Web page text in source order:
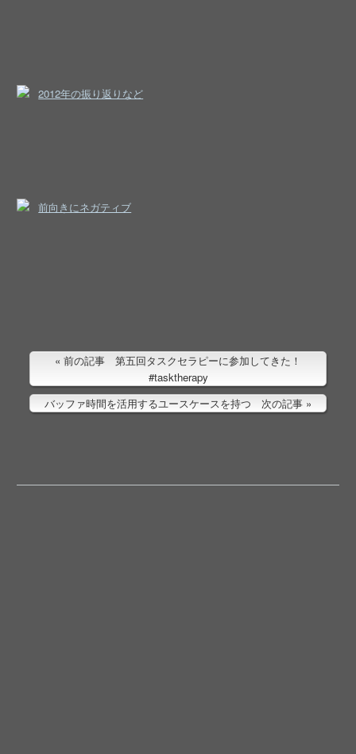
2012年の振り返りなど
前向きにネガティブ
前の記事 第五回タスクセラピーに参加してきた！
#tasktherapy
バッファ時間を活用するユースケースを持つ 次の記事